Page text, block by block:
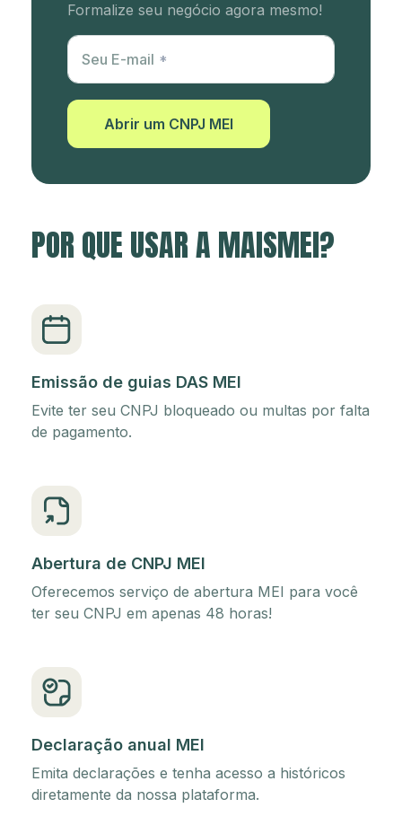
Formalize seu negócio agora mesmo!
Utm Content
Seu E-mail
Abrir um CNPJ MEI
POR QUE USAR A MAISMEI?
Emissão de guias DAS MEI
Evite ter seu CNPJ bloqueado ou multas por falta
de pagamento.
Abertura de CNPJ MEI
Oferecemos serviço de abertura MEI para você
ter seu CNPJ em apenas 48 horas!
Declaração anual MEI
Emita declarações e tenha acesso a históricos
diretamente da nossa plataforma.